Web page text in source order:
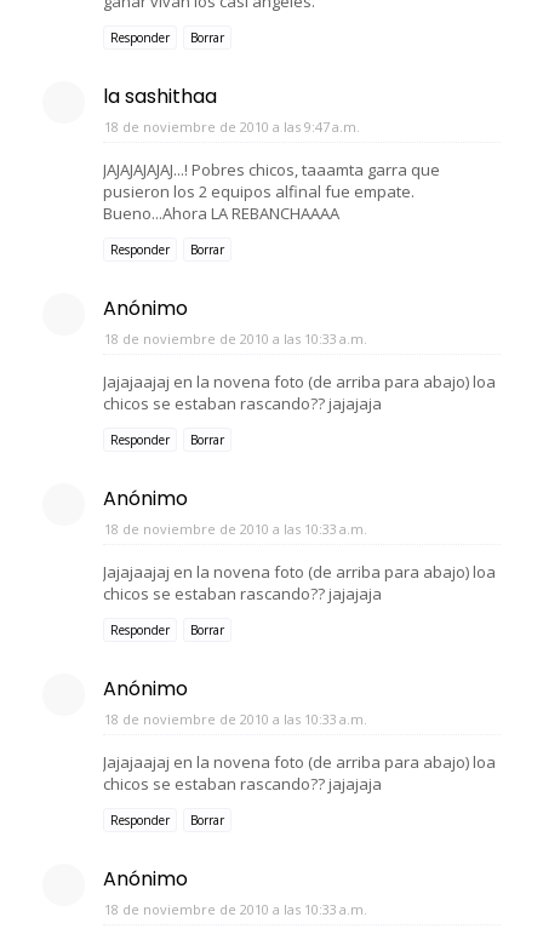
Responder Borrar
la sashithaa
18 de noviembre de 2010 a las 9:47 a.m.
JAJAJAJAJAJ...! Pobres chicos, taaamta garra que
pusieron los 2 equipos alfinal fue empate.
Bueno...Ahora LA REBANCHAAAA
Responder Borrar
Anónimo
18 de noviembre de 2010 a las 10:33 a.m.
Jajajaajaj en la novena foto (de arriba para abajo) loa
chicos se estaban rascando?? jajajaja
Responder Borrar
Anónimo
18 de noviembre de 2010 a las 10:33 a.m.
Jajajaajaj en la novena foto (de arriba para abajo) loa
chicos se estaban rascando?? jajajaja
Responder Borrar
Anónimo
18 de noviembre de 2010 a las 10:33 a.m.
Jajajaajaj en la novena foto (de arriba para abajo) loa
chicos se estaban rascando?? jajajaja
Responder Borrar
Anónimo
18 de noviembre de 2010 a las 10:33 a.m.